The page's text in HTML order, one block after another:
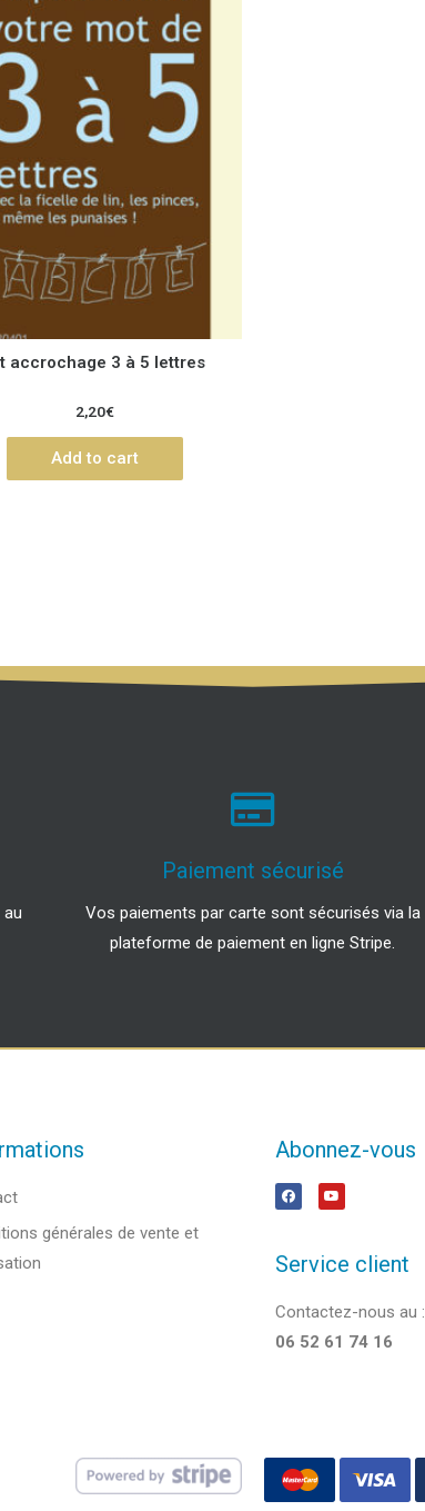
accrochage 3 à 5 lettres
2,20€
Add to cart
Paiement sécurisé
Vos paiements par carte sont sécurisés via la
plateforme de paiement en ligne Stripe.
générales de vente et
Abonnez-vous
Service client
Contactez-nous au :
06 52 61 74 16